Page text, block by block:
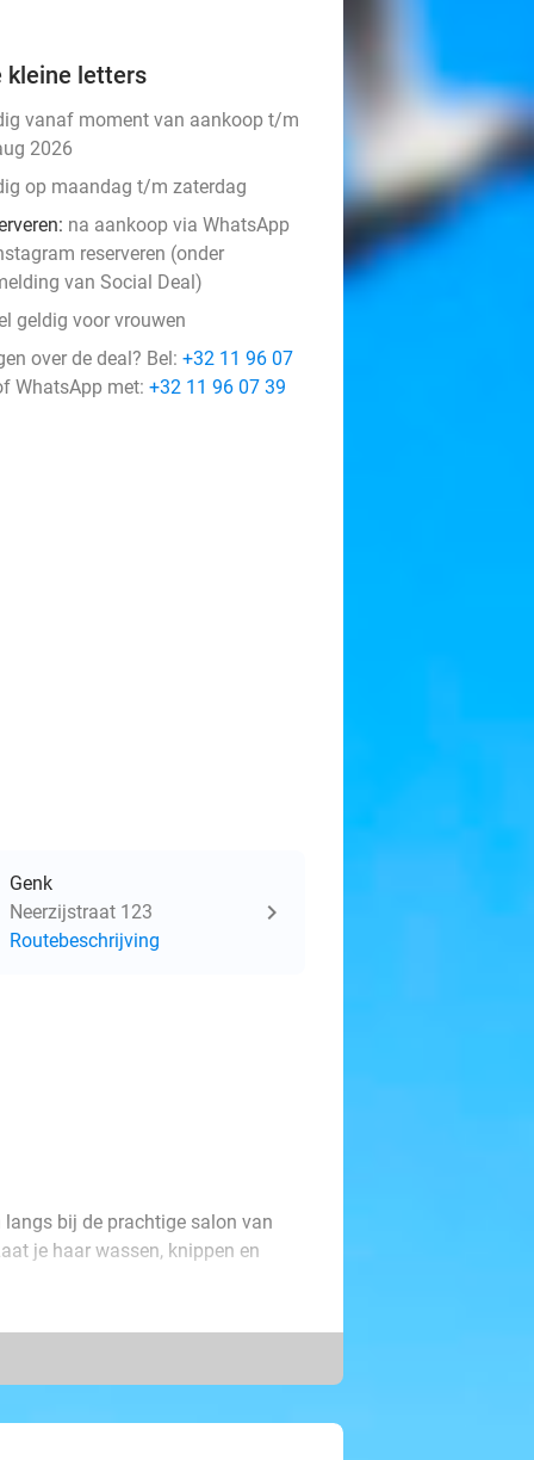
kleine letters
vanaf moment van aankoop t/m
2026
op maandag t/m zaterdag
na aankoop via WhatsApp
reserveren (onder
van Social Deal)
geldig voor vrouwen
over de deal? Bel: +32 11 96 07
WhatsApp met: +32 11 96 07 39
Genk
Neerzijstraat 123
Routebeschrijving
bij de prachtige salon van
je haar wassen, knippen en
look? Het kan allemaal! Met
ervoor dat jouw haar er weer fris,
wensen, zodat jij helemaal